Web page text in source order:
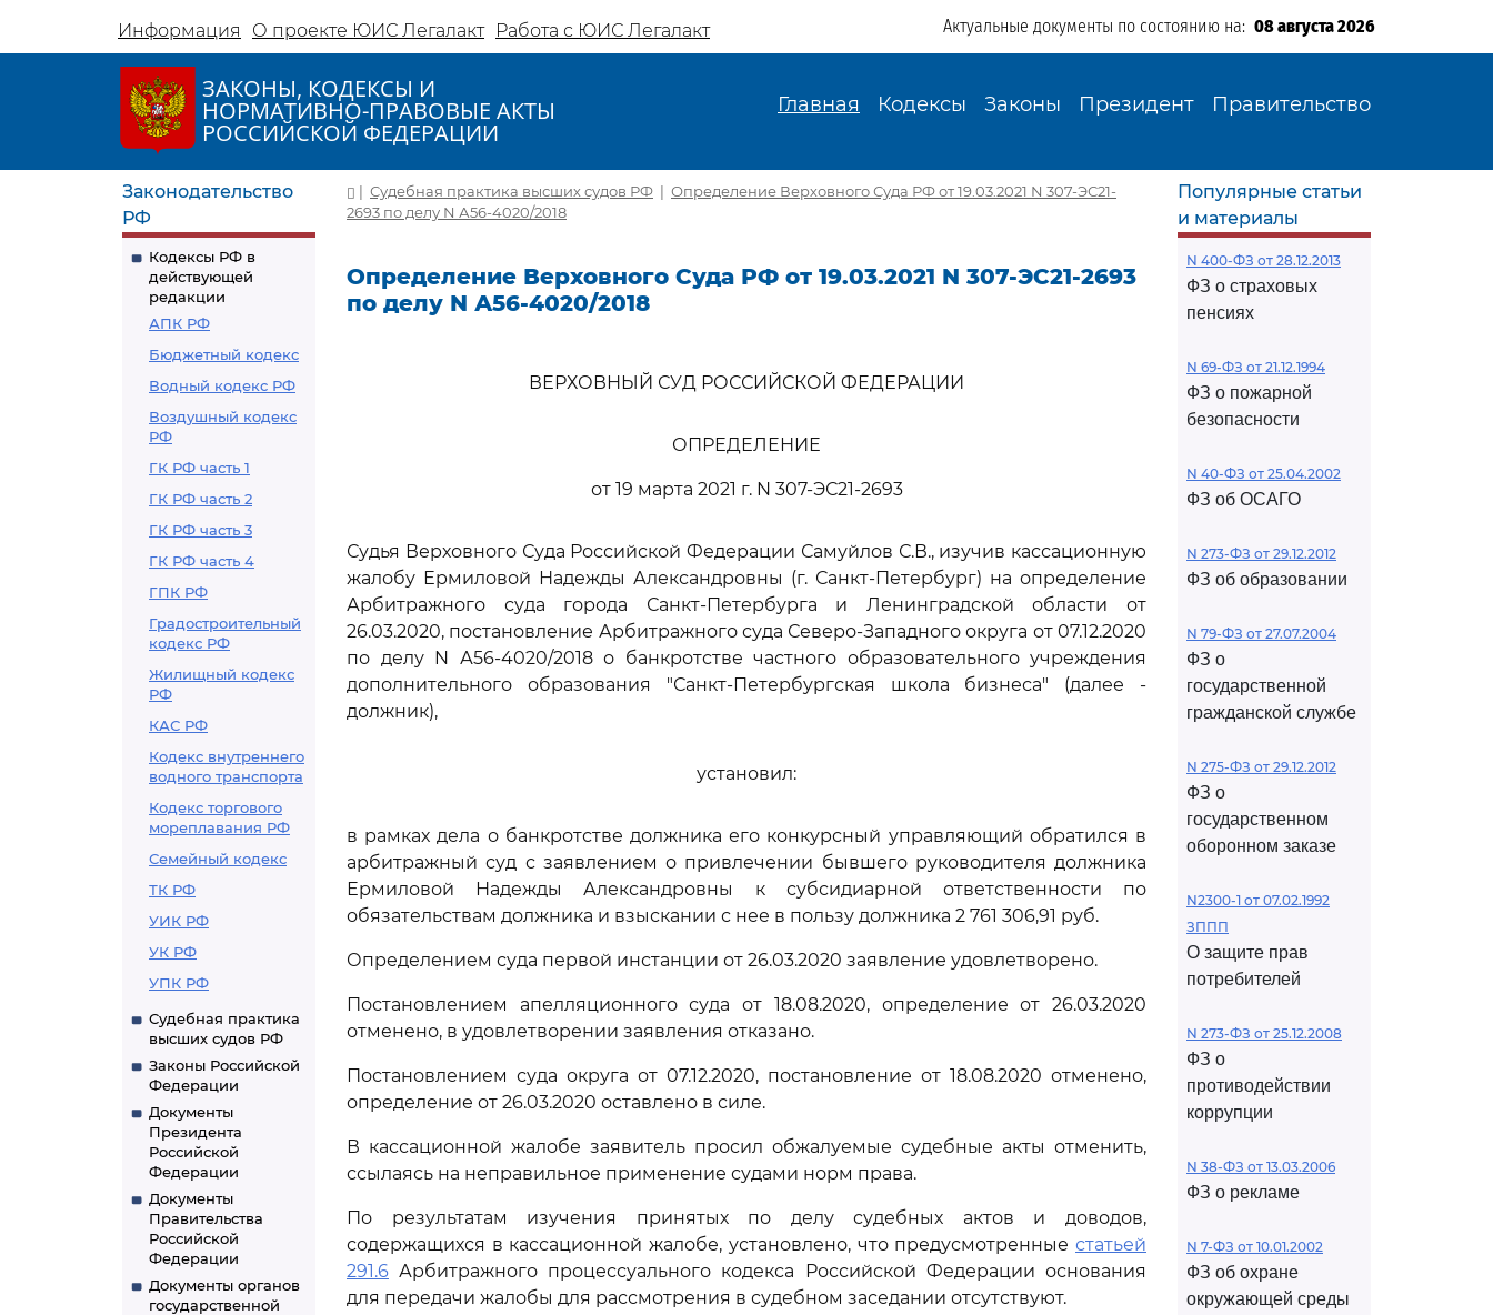
Информация О проекте ЮИС Легалакт Работа с ЮИС Легалакт Актуальные документы по состоянию на: 08 августа 2026
ЗАКОНЫ, КОДЕКСЫ И
НОРМАТИВНО-ПРАВОВЫЕ АКТЫ
РОССИЙСКОЙ ФЕДЕРАЦИИ
Главная Кодексы Законы Президент Правительство
Законодательство
РФ
Кодексы РФ в
действующей
редакции
АПК РФ
Бюджетный кодекс
Водный кодекс РФ
Воздушный кодекс
РФ
ГК РФ часть 1
ГК РФ часть 2
ГК РФ часть 3
ГК РФ часть 4
ГПК РФ
Градостроительный
кодекс РФ
Жилищный кодекс
РФ
КАС РФ
Кодекс внутреннего
водного транспорта
Кодекс торгового
мореплавания РФ
Семейный кодекс
ТК РФ
УИК РФ
УК РФ
УПК РФ
Судебная практика
высших судов РФ
Законы Российской
Федерации
Документы
Президента
Российской
Федерации
Документы
Правительства
Российской
Федерации
Документы органов
государственной
| Судебная практика высших судов РФ | Определение Верховного Суда РФ от 19.03.2021 N 307-ЭС21-
2693 по делу N А56-4020/2018
Определение Верховного Суда РФ от 19.03.2021 N 307-ЭС21-2693
по делу N А56-4020/2018
ВЕРХОВНЫЙ СУД РОССИЙСКОЙ ФЕДЕРАЦИИ
ОПРЕДЕЛЕНИЕ
от 19 марта 2021 г. N 307-ЭС21-2693
Судья Верховного Суда Российской Федерации Самуйлов С.В., изучив кассационную
жалобу Ермиловой Надежды Александровны (г. Санкт-Петербург) на определение
Арбитражного суда города Санкт-Петербурга и Ленинградской области от
26.03.2020, постановление Арбитражного суда Северо-Западного округа от 07.12.2020
по делу N А56-4020/2018 о банкротстве частного образовательного учреждения
дополнительного образования "Санкт-Петербургская школа бизнеса" (далее -
должник),
установил:
в рамках дела о банкротстве должника его конкурсный управляющий обратился в
арбитражный суд с заявлением о привлечении бывшего руководителя должника
Ермиловой Надежды Александровны к субсидиарной ответственности по
обязательствам должника и взыскании с нее в пользу должника 2 761 306,91 руб.
Определением суда первой инстанции от 26.03.2020 заявление удовлетворено.
Постановлением апелляционного суда от 18.08.2020, определение от 26.03.2020
отменено, в удовлетворении заявления отказано.
Постановлением суда округа от 07.12.2020, постановление от 18.08.2020 отменено,
определение от 26.03.2020 оставлено в силе.
В кассационной жалобе заявитель просил обжалуемые судебные акты отменить,
ссылаясь на неправильное применение судами норм права.
По результатам изучения принятых по делу судебных актов и доводов,
содержащихся в кассационной жалобе, установлено, что предусмотренные статьей
291.6 Арбитражного процессуального кодекса Российской Федерации основания
для передачи жалобы для рассмотрения в судебном заседании отсутствуют.
Популярные статьи
и материалы
N 400-ФЗ от 28.12.2013
ФЗ о страховых
пенсиях
N 69-ФЗ от 21.12.1994
ФЗ о пожарной
безопасности
N 40-ФЗ от 25.04.2002
ФЗ об ОСАГО
N 273-ФЗ от 29.12.2012
ФЗ об образовании
N 79-ФЗ от 27.07.2004
ФЗ о
государственной
гражданской службе
N 275-ФЗ от 29.12.2012
ФЗ о
государственном
оборонном заказе
N2300-1 от 07.02.1992
ЗППП
О защите прав
потребителей
N 273-ФЗ от 25.12.2008
ФЗ о
противодействии
коррупции
N 38-ФЗ от 13.03.2006
ФЗ о рекламе
N 7-ФЗ от 10.01.2002
ФЗ об охране
окружающей среды